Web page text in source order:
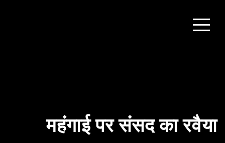
महंगाई पर संसद का रवैया